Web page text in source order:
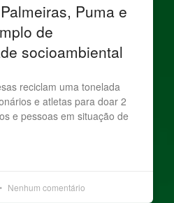
Puma e
de
socioambiental
reciclam uma tonelada
e atletas para doar 2
e pessoas em situação de
Nenhum comentário